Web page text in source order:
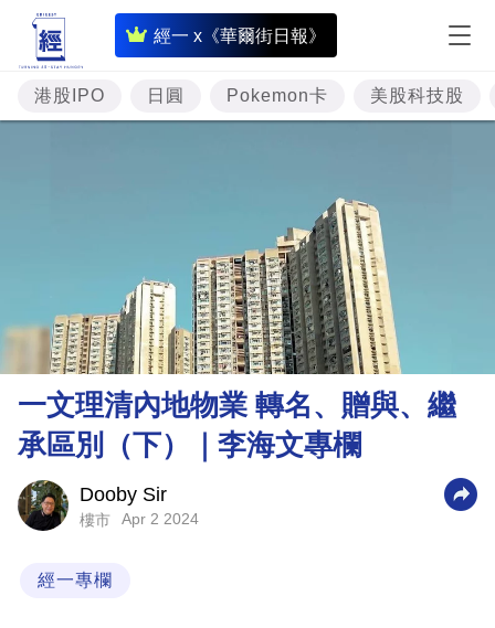
經一 x《華爾街日報》
即
時
財
經
樓
市
理
財
商
科
港股IPO 日圓 Pokemon卡 美股科技股
一文理清內地物業 轉名、贈與、繼
承區別（下）｜李海文專欄
Dooby Sir
樓市 Apr 2 2024
經一專欄